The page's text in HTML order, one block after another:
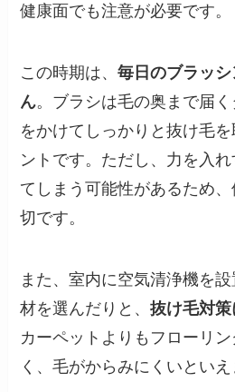
健康面でも注意が必要です。
この時期は、毎日のブラッ
ん。ブラシは毛の奥まで届
をかけてしっかりと抜け毛
ントです。ただし、力を入
てしまう可能性があるため
切です。
また、室内に空気清浄機を
材を選んだりと、抜け毛対
カーペットよりもフローリ
く、毛がからみにくいといえ